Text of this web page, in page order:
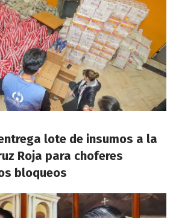
lote de insumos a la
Roja para choferes
bloqueos